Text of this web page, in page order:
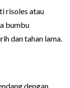
risoles atau
bumbu
dan tahan lama.
dengan